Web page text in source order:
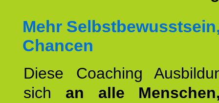
Mehr
Chancen
Diese Coaching
sich an alle